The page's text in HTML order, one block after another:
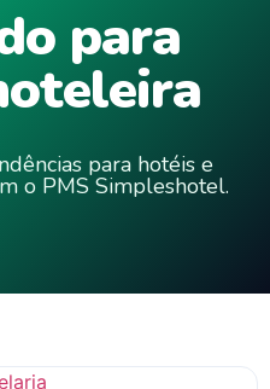
para
para hotéis e
o PMS Simpleshotel.